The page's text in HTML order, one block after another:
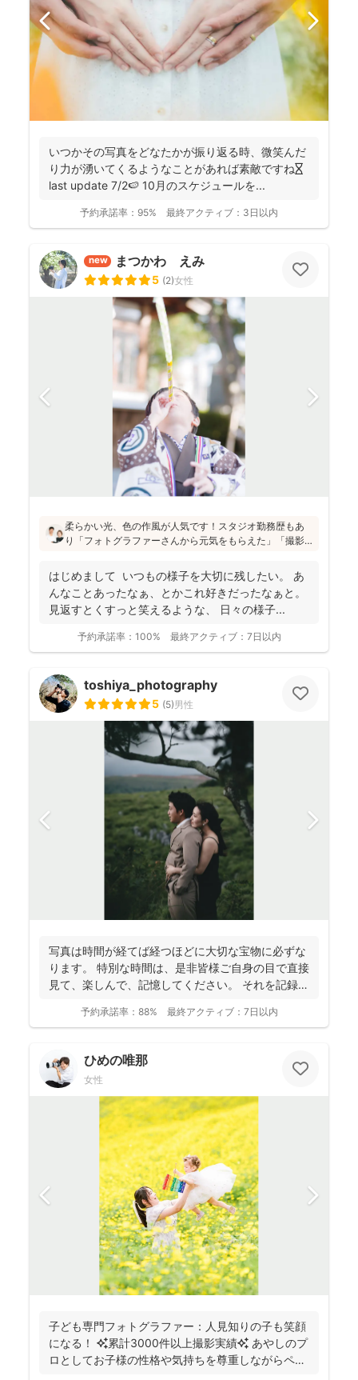
いつかその写真をどなたかが振り返る時、微笑んだ
り力が湧いてくるようなことがあれば素敵ですね⏳
last update 7/2🍉 10月のスケジュールを...
予約承諾率： 95% 最終アクティブ： 3日以内
new まつかわ えみ
5 (2)女性
柔らかい光、色の作風が人気です！スタジオ勤務歴もあ
り「フォトグラファーさんから元気をもらえた」「撮影
写真ではなく、お子さん・親御さんの目線で、自然な様
子を撮影してお届けします(^^)
はじめまして いつもの様子を大切に残したい。 あ
んなことあったなぁ、とかこれ好きだったなぁと。
見返すとくすっと笑えるような、 日々の様子...
予約承諾率： 100% 最終アクティブ： 7日以内
toshiya_photography
5 (5)男性
写真は時間が経てば経つほどに大切な宝物に必ずな
ります。 特別な時間は、是非皆様ご自身の目で直接
見て、楽しんで、記憶してください。 それを記録す
予約承諾率： 88% 最終アクティブ： 7日以内
ひめの唯那
女性
子ども専門フォトグラファー：人見知りの子も笑顔
になる！ ✨累計3000件以上撮影実績✨ あやしのプ
ロとしてお子様の性格や気持ちを尊重しながらペー